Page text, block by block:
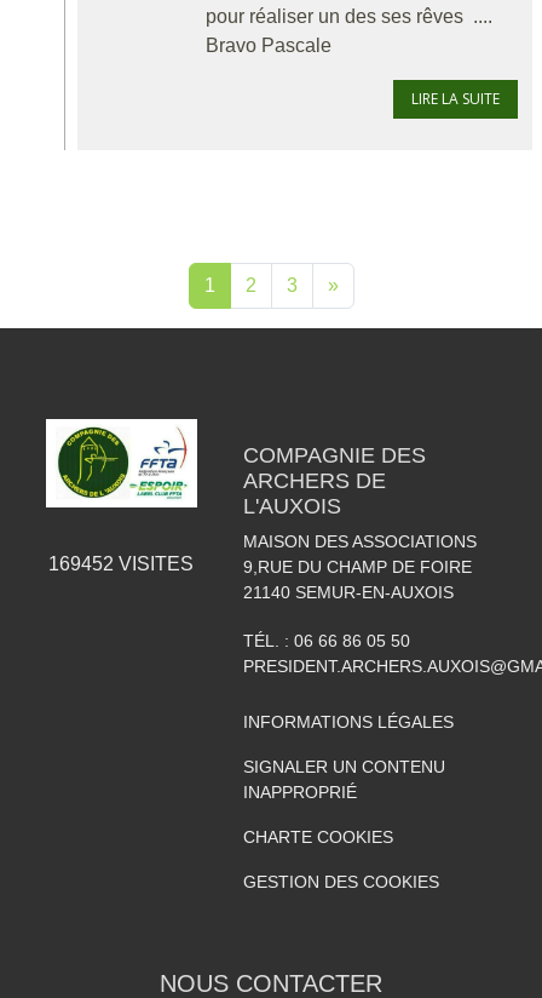
pour réaliser un des ses rêves ....
Bravo Pascale
LIRE LA SUITE
1 2 3 »
169452 VISITES
COMPAGNIE DES
ARCHERS DE
L'AUXOIS
MAISON DES ASSOCIATIONS
9,RUE DU CHAMP DE FOIRE
21140 SEMUR-EN-AUXOIS
TÉL. : 06 66 86 05 50
INFORMATIONS LÉGALES
SIGNALER UN CONTENU
INAPPROPRIÉ
CHARTE COOKIES
GESTION DES COOKIES
NOUS CONTACTER